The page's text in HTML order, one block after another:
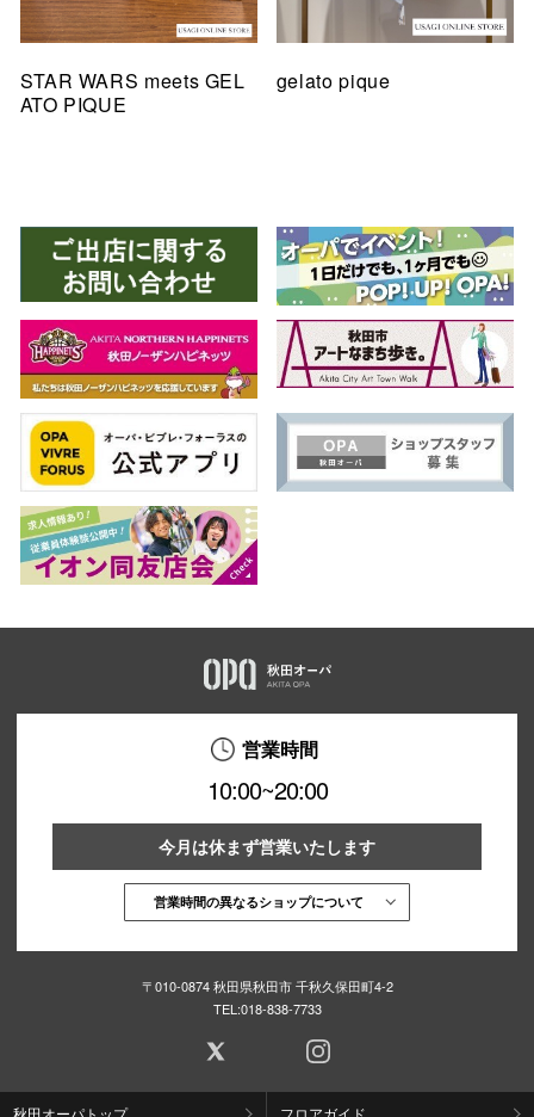
STAR WARS meets GEL
ATO PIQUE
gelato pique
営業時間
10:00~20:00
今月は休まず営業いたします
営業時間の異なるショップについて
〒010-0874 秋田県秋田市 千秋久保田町4-2
TEL:018-838-7733